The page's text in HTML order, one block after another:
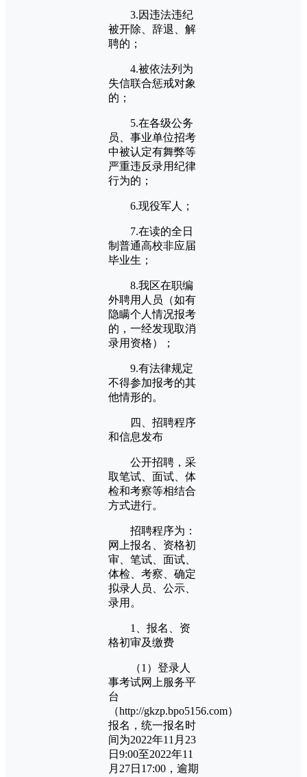
3.因违法违纪
被开除、辞退、解
聘的；
4.被依法列为
失信联合惩戒对象
的；
5.在各级公务
员、事业单位招考
中被认定有舞弊等
严重违反录用纪律
行为的；
6.现役军人；
7.在读的全日
制普通高校非应届
毕业生；
8.我区在职编
外聘用人员（如有
隐瞒个人情况报考
的，一经发现取消
录用资格）；
9.有法律规定
不得参加报考的其
他情形的。
四、招聘程序
和信息发布
公开招聘，采
取笔试、面试、体
检和考察等相结合
方式进行。
招聘程序为：
网上报名、资格初
审、笔试、面试、
体检、考察、确定
拟录人员、公示、
录用。
1、报名、资
格初审及缴费
（1）登录人
事考试网上服务平
台
（http://gkzp.bpo5156.com）
报名，统一报名时
间为2022年11月23
日9:00至2022年11
月27日17:00，逾期